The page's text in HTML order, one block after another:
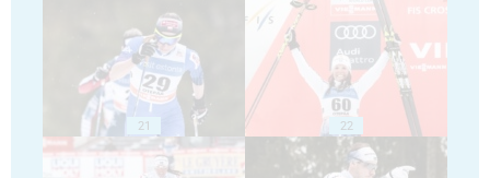
21 22